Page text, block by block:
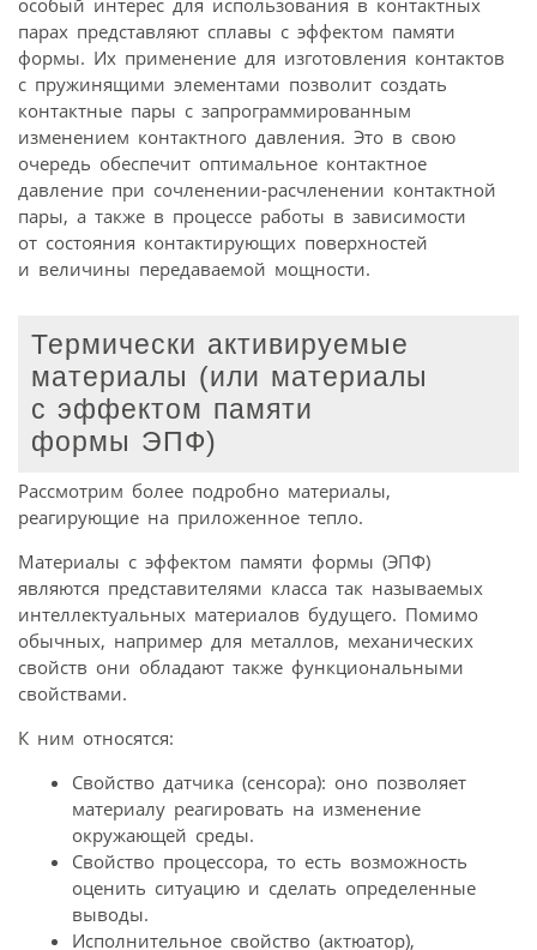
парах представляют сплавы с эффектом памяти
формы. Их применение для изготовления контактов
с пружинящими элементами позволит создать
контактные пары с запрограммированным
изменением контактного давления. Это в свою
очередь обеспечит оптимальное контактное
давление при сочленении-расчленении контактной
пары, а также в процессе работы в зависимости
от состояния контактирующих поверхностей
и величины передаваемой мощности.
Термически активируемые
материалы (или материалы
с эффектом памяти
формы ЭПФ)
Рассмотрим более подробно материалы,
реагирующие на приложенное тепло.
Материалы с эффектом памяти формы (ЭПФ)
являются представителями класса так называемых
интеллектуальных материалов будущего. Помимо
обычных, например для металлов, механических
свойств они обладают также функциональными
свойствами.
К ним относятся:
Свойство датчика (сенсора): оно позволяет
материалу реагировать на изменение
окружающей среды.
Свойство процессора, то есть возможность
оценить ситуацию и сделать определенные
выводы.
Исполнительное свойство (актюатор),